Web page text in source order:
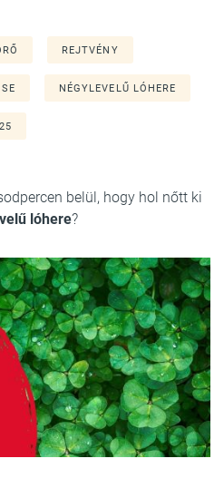
REJTVÉNY
NÉGYLEVELŰ LÓHERE
belül, hogy hol nőtt ki
lóhere?